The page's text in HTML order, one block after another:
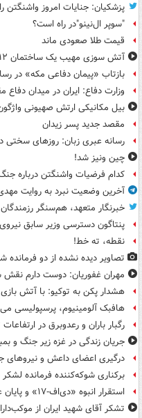
پزشکیان: جنایات امروز واشنگتن
"سوپر ال‌نینو"در راه است؟
قیمت طلا صعودی ماند
آتش سوزی مهیب یک ساختمان ۱۲ طبقه در جاکارتا
بازتاب «پیمان دفاعی مکه» در
وزارت دفاع: ایران در میدان دفاع
بیل مکانیکی ارتش صهیونی
مقصد جدید پسر زیدان
رسانه عبری زبان: روزهای سختی
چین ونیز شد!
کدام فرضیات واشنگتن درباره جنگ
آخرین وضعیت نبرد به روایت
خبرنگار متعهد، هم‌سنگر
پنتاگون دسترسی وزیر سابق
نقطه، ته خط!
تصاویر دیده‌ نشده از دو
مهران غفوریان: دوست دارم نقش
هشدار پکن به توکیو: با آتش بازی
هافبک آلومینیوم، پرسپولیسی
رگبار باران و رعدوبرق در ارتفاعات
جریان زندگی در غزه زیر جنگ و
درگیری اعضای داعش و نیروهای
برکناری شوکه‌کننده فرمانده لشکر
استقرار انبوه «دی‌اف‑۱۷» و پایان عصر پدافند آمریکا +عکس
تشکر آقای شهید ایران از